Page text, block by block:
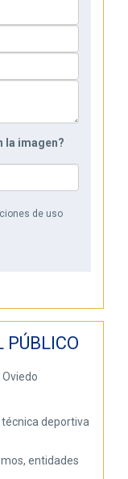
la imagen?
de uso
PÚBLICO
técnica deportiva
entidades